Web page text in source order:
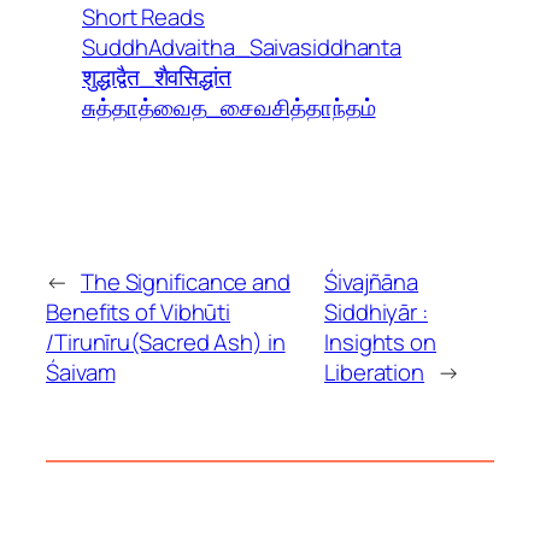
Short Reads
SuddhAdvaitha_Saivasiddhanta
शुद्धाद्वैत_शैवसिद्धांत
சுத்தாத்வைத_சைவசித்தாந்தம்
← The Significance and
Benefits of Vibhūti
/Tirunīru(Sacred Ash) in
Śaivam
Śivajñāna
Siddhiyār :
Insights on
Liberation →